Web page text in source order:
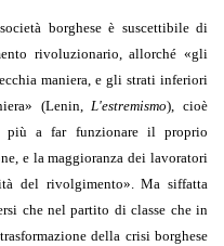
borghese è suscettibile di
rivoluzionario, allorché «gli
maniera, e gli strati inferiori
» (Lenin,L'estremismo), cioè
più a far funzionare il proprio
e la maggioranza dei lavoratori
del rivolgimento». Ma siffatta
che nel partito di classe che in
della crisi borghese